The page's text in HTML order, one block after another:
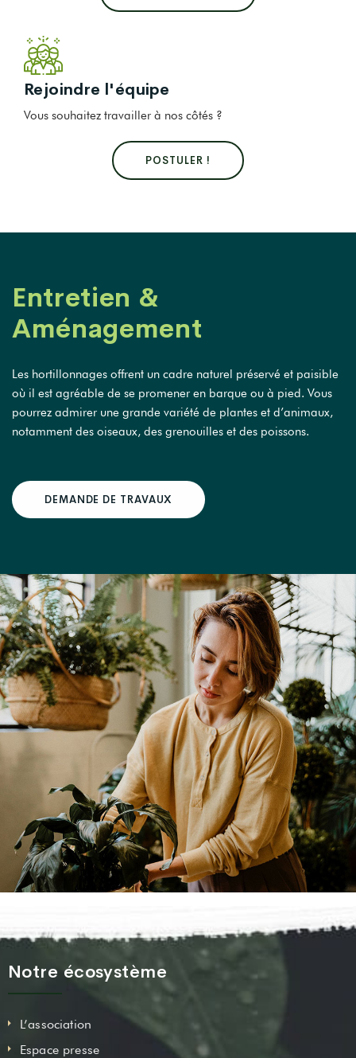
Rejoindre l'équipe
Vous souhaitez travailler à nos côtés ?
POSTULER !
Entretien &
Aménagement
Les hortillonnages offrent un cadre naturel préservé et paisible
où il est agréable de se promener en barque ou à pied. Vous
pourrez admirer une grande variété de plantes et d’animaux,
notamment des oiseaux, des grenouilles et des poissons.
DEMANDE DE TRAVAUX
Notre écosystème
L’association
Espace presse